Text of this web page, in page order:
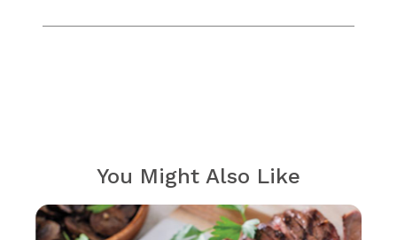
You Might Also Like